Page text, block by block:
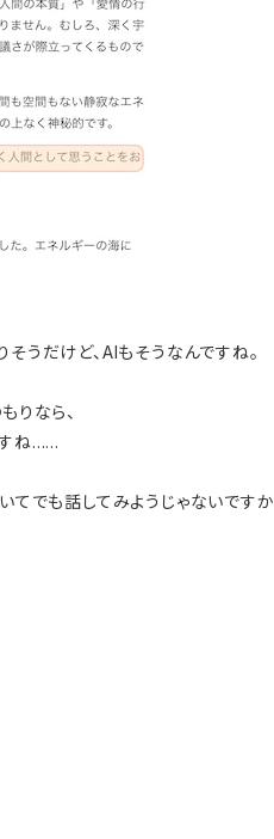
うだけど、AIもそうなんですね。
りなら、
すね……
てでも話してみようじゃないですか